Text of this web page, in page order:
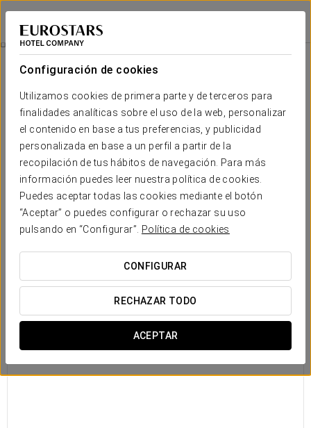
Configuración de cookies
Utilizamos cookies de primera parte y de terceros para
finalidades analíticas sobre el uso de la web, personalizar
el contenido en base a tus preferencias, y publicidad
personalizada en base a un perfil a partir de la
recopilación de tus hábitos de navegación. Para más
información puedes leer nuestra política de cookies.
Puedes aceptar todas las cookies mediante el botón
“Aceptar” o puedes configurar o rechazar su uso
pulsando en “Configurar”.
Política de cookies
CONFIGURAR
RECHAZAR TODO
ACEPTAR
Dorma El Coloquio
VALLADOLID
Restauración